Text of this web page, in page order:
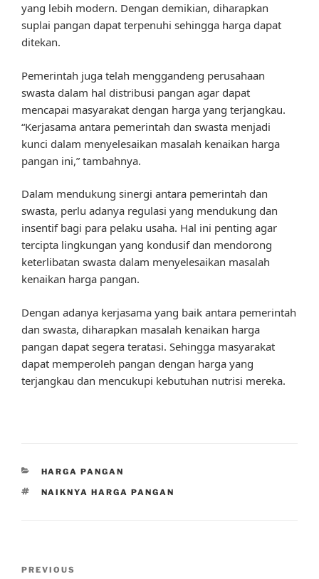
yang lebih modern. Dengan demikian, diharapkan
suplai pangan dapat terpenuhi sehingga harga dapat
ditekan.
Pemerintah juga telah menggandeng perusahaan
swasta dalam hal distribusi pangan agar dapat
mencapai masyarakat dengan harga yang terjangkau.
“Kerjasama antara pemerintah dan swasta menjadi
kunci dalam menyelesaikan masalah kenaikan harga
pangan ini,” tambahnya.
Dalam mendukung sinergi antara pemerintah dan
swasta, perlu adanya regulasi yang mendukung dan
insentif bagi para pelaku usaha. Hal ini penting agar
tercipta lingkungan yang kondusif dan mendorong
keterlibatan swasta dalam menyelesaikan masalah
kenaikan harga pangan.
Dengan adanya kerjasama yang baik antara pemerintah
dan swasta, diharapkan masalah kenaikan harga
pangan dapat segera teratasi. Sehingga masyarakat
dapat memperoleh pangan dengan harga yang
terjangkau dan mencukupi kebutuhan nutrisi mereka.
CATEGORIES
HARGA PANGAN
TAGS
NAIKNYA HARGA PANGAN
Previous
PREVIOUS